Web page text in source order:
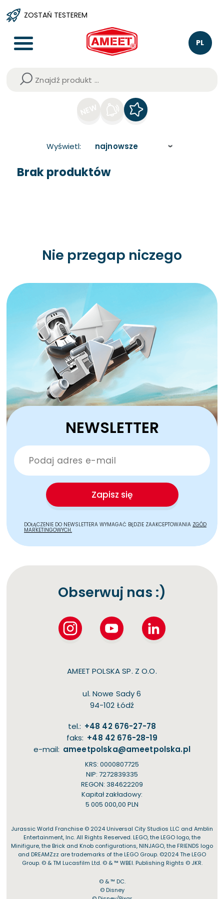
ZOSTAŃ TESTEREM
PL
EN
Wyświetl:
najnowsze
NEW
Brak produktów
Nie przegap niczego
NEWSLETTER
Zapisz się
DOŁĄCZENIE DO NEWSLETTERA WYMAGAĆ BĘDZIE ZAAKCEPTOWANIA ZGÓD
MARKETINGOWYCH.
AMEET POLSKA SP. Z O.O.
ul. Nowe Sady 6
94-102 Łódź
tel.: +48 42 676-27-78
faks: +48 42 676-28-19
e-mail: ameetpolska@ameetpolska.pl
KRS: 0000807725
NIP: 7272839335
REGON: 384622209
Kapitał zakładowy:
5 005 000,00 PLN
Obserwuj nas :)
Jurassic World Franchise © 2024 Universal City Studios LLC and Amblin
Entertainment, Inc. All Rights Reserved. LEGO, the LEGO logo, the
Minifigure, the Brick and Knob configurations, NINJAGO, the FRIENDS logo
and DREAMZzz are trademarks of the LEGO Group. ©2024 The LEGO
Group. © & TM Lucasfilm Ltd. © & ™ WBEI. Publishing Rights © JKR.
© & ™ DC.
© Disney